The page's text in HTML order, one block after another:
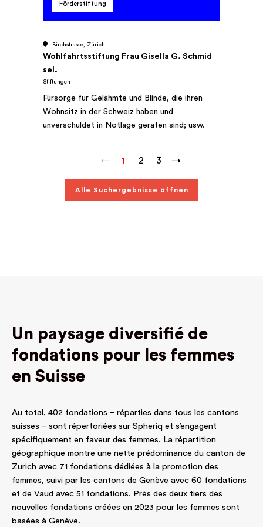
Naturbeobachtungs- und Besucherangebote
Betreuung der Erholungssuchenden, der
Bewirtschafter und weiterer Nutzer des
Gebietes; Pflege eines regelmässigen
Gedankenaustausches mit allen Interessenten
und Partnern im "Frauenwinkel"; koordiniert und
begutachtet alle Vorhaben im Schutz- und
Einflussbereich des Gebietes für ihre
Organisationen und Interessengruppen.
Förderstiftung
Birchstrasse, Zürich
Wohlfahrtsstiftung Frau Gisella G. Schmid
sel.
Stiftungen
Fürsorge für Gelähmte und Blinde, die ihren
Wohnsitz in der Schweiz haben und
unverschuldet in Notlage geraten sind; usw.
← 1 2 3 →
Alle Suchergebnisse öffnen
Un paysage diversifié de
fondations pour les femmes
en Suisse
Au total, 402 fondations – réparties dans tous les cantons
suisses – sont répertoriées sur Spheriq et s’engagent
spécifiquement en faveur des femmes. La répartition
géographique montre une nette prédominance du canton de
Zurich avec 71 fondations dédiées à la promotion des
femmes, suivi par les cantons de Genève avec 60 fondations
et de Vaud avec 51 fondations. Près des deux tiers des
nouvelles fondations créées en 2023 pour les femmes sont
basées à Genève.